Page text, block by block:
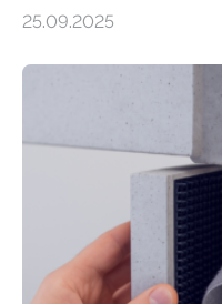
untersuchen in einem
Ziel ist es, die
Textilbeton ist ein
einer feinkörnigen
Bewehrung besteht –
Basaltfasern. Anders
dem Stahlstäbe zur…
25.09.2025